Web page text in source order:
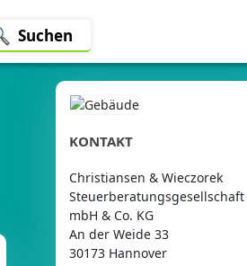
Suchen
KONTAKT
Christiansen & Wieczorek
Steuerberatungsgesellschaft
mbH & Co. KG
An der Weide 33
30173 Hannover